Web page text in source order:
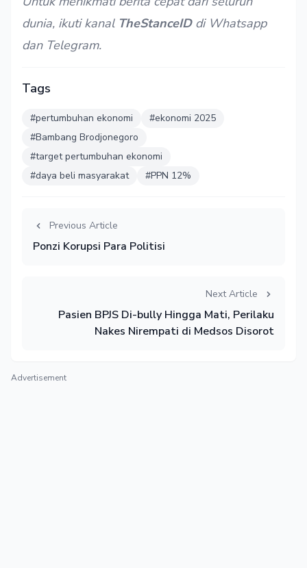
dunia, ikuti kanal TheStanceID di Whatsapp
dan Telegram.
Tags
#pertumbuhan ekonomi
#ekonomi 2025
#Bambang Brodjonegoro
#target pertumbuhan ekonomi
#daya beli masyarakat
#PPN 12%
Previous Article
Ponzi Korupsi Para Politisi
Next Article
Pasien BPJS Di-bully Hingga Mati, Perilaku
Nakes Nirempati di Medsos Disorot
Advertisement